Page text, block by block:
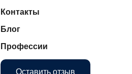
Контакты
Блог
Профессии
Оставить отзыв